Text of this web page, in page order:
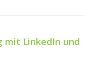
mit LinkedIn und